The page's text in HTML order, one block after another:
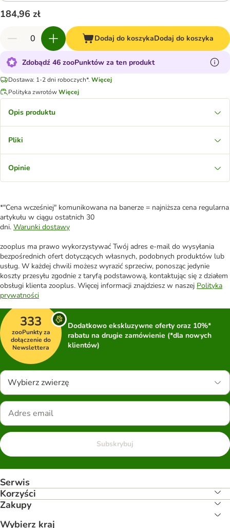
184,96 zł
Dodaj do koszykaDodaj do koszyka
Zdobądź 46 zooPunktów za ten produkt
Dostawa: 1-2 dni roboczych*. Więcej
Polityka zwrotówWięcej
Opis produktu
Pliki
Opinie
*"Cena wcześniej" komunikowana na banerze = najniższa cena regularna
artykułu w ciągu ostatnich 30
dni. Warunki dostawy
zooplus ma prawo wykorzystywać Twój adres e-mail do wysyłania
bezpośrednich ofert dotyczących własnych, podobnych produktów lub
usług. W każdej chwili możesz wyrazić sprzeciw, ponosząc jedynie
koszty przesyłu zgodnie z taryfą podstawową, kontaktując się z działem
obsługi klienta zooplus. Więcej informacji znajdziesz w naszej Polityka
prywatności
333
zooPunkty za
dołączenie do
Newslettera
Dodatkowo ekskluzywne oferty oraz 10%*
rabatu na drugie zamówienie (*dla nowych
klientów)
Wybierz zwierzę
Subskrybuj
Serwis
Korzyści
Zakupy
Wybierz kraj